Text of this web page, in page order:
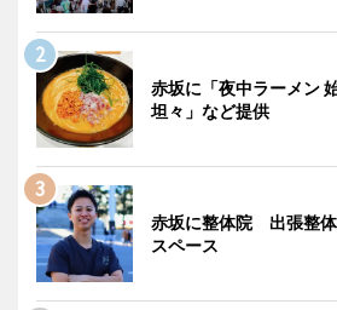
赤坂に「夜中ラーメン
坦々」など提供
赤坂に整体院 出張整
スペース